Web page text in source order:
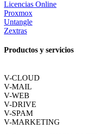
Licencias Online
Proxmox
Untangle
Zextras
Productos y servicios
V-CLOUD
V-MAIL
V-WEB
V-DRIVE
V-SPAM
V-MARKETING